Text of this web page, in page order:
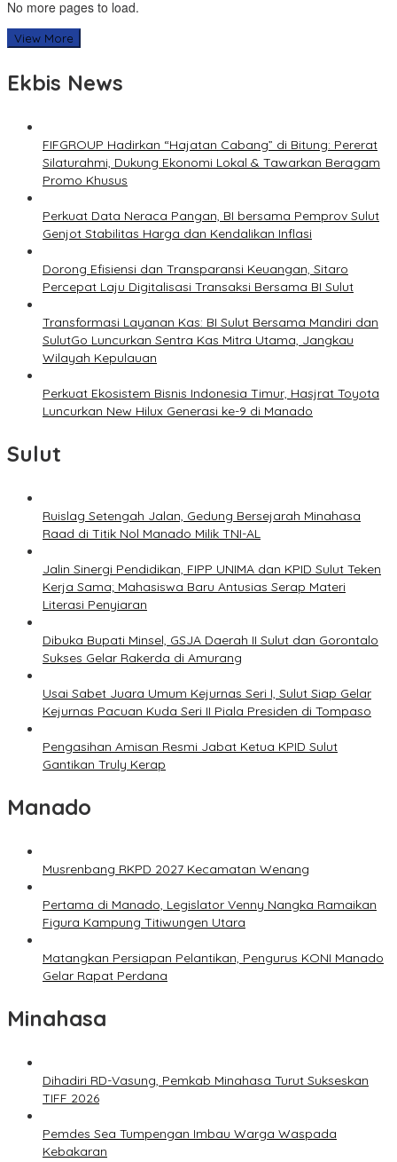
No more pages to load.
View More
Ekbis News
FIFGROUP Hadirkan “Hajatan Cabang” di Bitung: Pererat
Silaturahmi, Dukung Ekonomi Lokal & Tawarkan Beragam
Promo Khusus
Perkuat Data Neraca Pangan, BI bersama Pemprov Sulut
Genjot Stabilitas Harga dan Kendalikan Inflasi
Dorong Efisiensi dan Transparansi Keuangan, Sitaro
Percepat Laju Digitalisasi Transaksi Bersama BI Sulut
Transformasi Layanan Kas: BI Sulut Bersama Mandiri dan
SulutGo Luncurkan Sentra Kas Mitra Utama, Jangkau
Wilayah Kepulauan
Perkuat Ekosistem Bisnis Indonesia Timur, Hasjrat Toyota
Luncurkan New Hilux Generasi ke-9 di Manado
Sulut
Ruislag Setengah Jalan, Gedung Bersejarah Minahasa
Raad di Titik Nol Manado Milik TNI-AL
Jalin Sinergi Pendidikan, FIPP UNIMA dan KPID Sulut Teken
Kerja Sama; Mahasiswa Baru Antusias Serap Materi
Literasi Penyiaran
Dibuka Bupati Minsel, GSJA Daerah II Sulut dan Gorontalo
Sukses Gelar Rakerda di Amurang
Usai Sabet Juara Umum Kejurnas Seri I, Sulut Siap Gelar
Kejurnas Pacuan Kuda Seri II Piala Presiden di Tompaso
Pengasihan Amisan Resmi Jabat Ketua KPID Sulut
Gantikan Truly Kerap
Manado
Musrenbang RKPD 2027 Kecamatan Wenang
Pertama di Manado, Legislator Venny Nangka Ramaikan
Figura Kampung Titiwungen Utara
Matangkan Persiapan Pelantikan, Pengurus KONI Manado
Gelar Rapat Perdana
Minahasa
Dihadiri RD-Vasung, Pemkab Minahasa Turut Sukseskan
TIFF 2026
Pemdes Sea Tumpengan Imbau Warga Waspada
Kebakaran